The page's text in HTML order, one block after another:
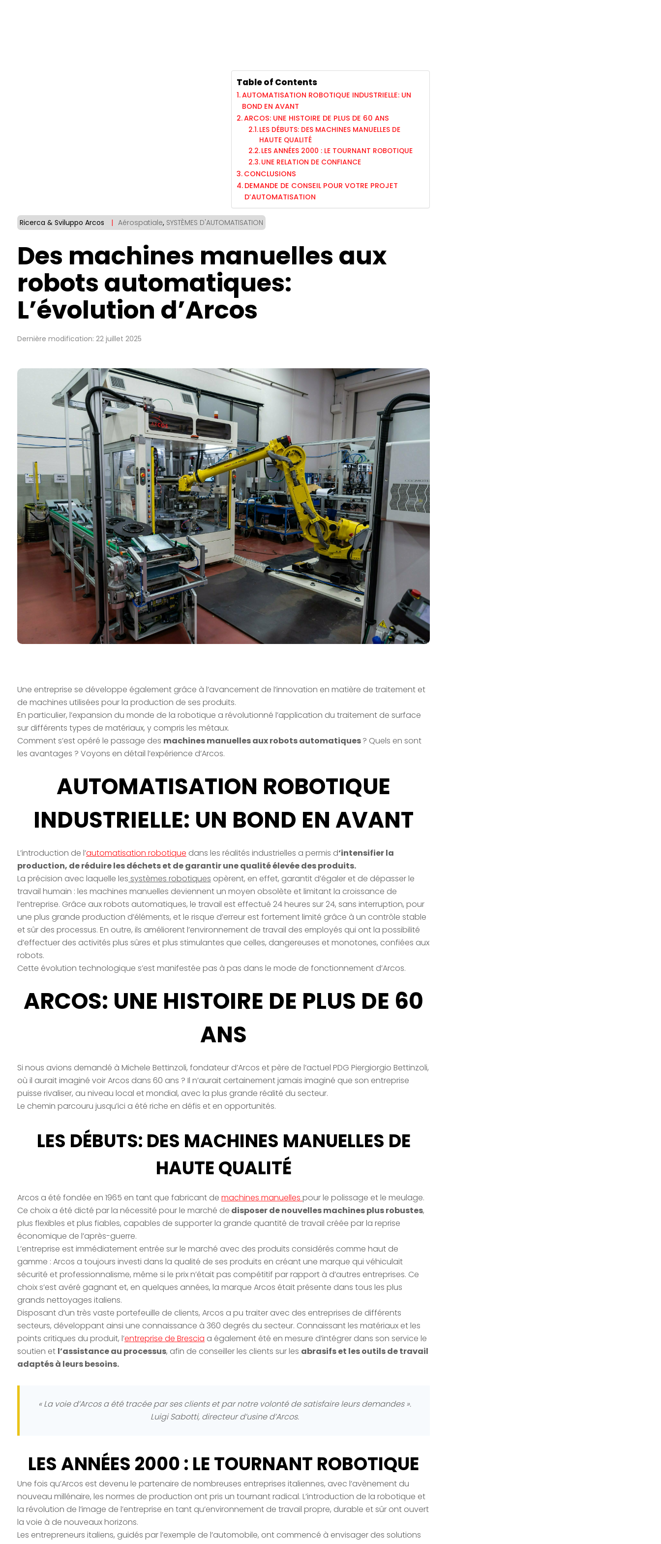
Table of Contents
AUTOMATISATION ROBOTIQUE INDUSTRIELLE: UN
BOND EN AVANT
ARCOS: UNE HISTOIRE DE PLUS DE 60 ANS
LES DÉBUTS: DES MACHINES MANUELLES DE
HAUTE QUALITÉ
LES ANNÉES 2000 : LE TOURNANT ROBOTIQUE
UNE RELATION DE CONFIANCE
CONCLUSIONS
DEMANDE DE CONSEIL POUR VOTRE PROJET
D’AUTOMATISATION
Ricerca & Sviluppo Arcos | Aérospatiale, SYSTÈMES D'AUTOMATISATION
Des machines manuelles aux
robots automatiques:
L’évolution d’Arcos
Dernière modification: 22 juillet 2025
Une entreprise se développe également grâce à l’avancement de l’innovation en matière de traitement et
de machines utilisées pour la production de ses produits.
En particulier, l’expansion du monde de la robotique a révolutionné l’application du traitement de surface
sur différents types de matériaux, y compris les métaux.
Comment s’est opéré le passage des machines manuelles aux robots automatiques? Quels en sont
les avantages ? Voyons en détail l’expérience d’Arcos.
AUTOMATISATION ROBOTIQUE
INDUSTRIELLE: UN BOND EN AVANT
L’introduction de l’automatisation robotique dans les réalités industrielles a permis d‘intensifier la
production, de réduire les déchets et de garantir une qualité élevée des produits.
La précision avec laquelle les systèmes robotiques opèrent, en effet, garantit d’égaler et de dépasser le
travail humain : les machines manuelles deviennent un moyen obsolète et limitant la croissance de
l’entreprise. Grâce aux robots automatiques, le travail est effectué 24 heures sur 24, sans interruption, pour
une plus grande production d’éléments, et le risque d’erreur est fortement limité grâce à un contrôle stable
et sûr des processus. En outre, ils améliorent l’environnement de travail des employés qui ont la possibilité
d’effectuer des activités plus sûres et plus stimulantes que celles, dangereuses et monotones, confiées aux
robots.
Cette évolution technologique s’est manifestée pas à pas dans le mode de fonctionnement d’Arcos.
ARCOS: UNE HISTOIRE DE PLUS DE 60
ANS
Si nous avions demandé à Michele Bettinzoli, fondateur d’Arcos et père de l’actuel PDG Piergiorgio Bettinzoli,
où il aurait imaginé voir Arcos dans 60 ans ? Il n’aurait certainement jamais imaginé que son entreprise
puisse rivaliser, au niveau local et mondial, avec la plus grande réalité du secteur.
Le chemin parcouru jusqu’ici a été riche en défis et en opportunités.
LES DÉBUTS: DES MACHINES MANUELLES DE
HAUTE QUALITÉ
Arcos a été fondée en 1965 en tant que fabricant de machines manuelles pour le polissage et le meulage.
Ce choix a été dicté par la nécessité pour le marché de disposer de nouvelles machines plus robustes,
plus flexibles et plus fiables, capables de supporter la grande quantité de travail créée par la reprise
économique de l’après-guerre.
L’entreprise est immédiatement entrée sur le marché avec des produits considérés comme haut de
gamme : Arcos a toujours investi dans la qualité de ses produits en créant une marque qui véhiculait
sécurité et professionnalisme, même si le prix n’était pas compétitif par rapport à d’autres entreprises. Ce
choix s’est avéré gagnant et, en quelques années, la marque Arcos était présente dans tous les plus
grands nettoyages italiens.
Disposant d’un très vaste portefeuille de clients, Arcos a pu traiter avec des entreprises de différents
secteurs, développant ainsi une connaissance à 360 degrés du secteur. Connaissant les matériaux et les
points critiques du produit, l’entreprise de Brescia a également été en mesure d’intégrer dans son service le
soutien et l’assistance au processus, afin de conseiller les clients sur les abrasifs et les outils de travail
adaptés à leurs besoins.
« La voie d’Arcos a été tracée par ses clients et par notre volonté de satisfaire leurs demandes ».
Luigi Sabotti, directeur d’usine d’Arcos.
LES ANNÉES 2000 : LE TOURNANT ROBOTIQUE
Une fois qu’Arcos est devenu le partenaire de nombreuses entreprises italiennes, avec l’avènement du
nouveau millénaire, les normes de production ont pris un tournant radical. L’introduction de la robotique et
la révolution de l’image de l’entreprise en tant qu’environnement de travail propre, durable et sûr ont ouvert
la voie à de nouveaux horizons.
Les entrepreneurs italiens, guidés par l’exemple de l’automobile, ont commencé à envisager des solutions